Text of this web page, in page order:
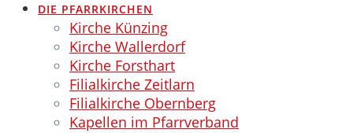
DIE PFARRKIRCHEN
Kirche Künzing
Kirche Wallerdorf
Kirche Forsthart
Filialkirche Zeitlarn
Filialkirche Obernberg
Kapellen im Pfarrverband